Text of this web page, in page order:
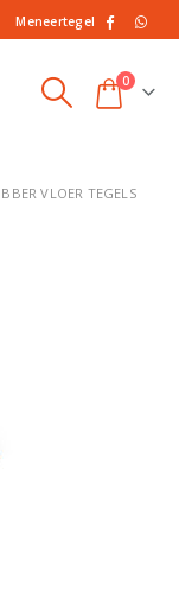
Meneertegel
0
VLOER TEGELS